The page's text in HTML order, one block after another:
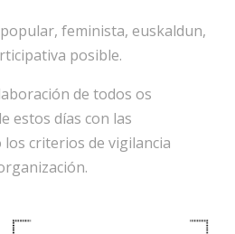
feminista, euskaldun,
posible.
de todos os
estos días con las
criterios de vigilancia